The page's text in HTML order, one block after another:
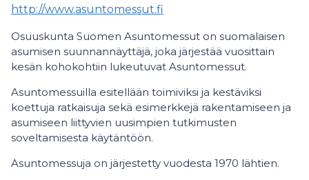
http://www.asuntomessut.fi
Osuuskunta Suomen Asuntomessut on suomalaisen
asumisen suunnannäyttäjä, joka järjestää vuosittain
kesän kohokohtiin lukeutuvat Asuntomessut.
Asuntomessuilla esitellään toimiviksi ja kestäviksi
koettuja ratkaisuja sekä esimerkkejä rakentamiseen ja
asumiseen liittyvien uusimpien tutkimusten
soveltamisesta käytäntöön.
Asuntomessuja on järjestetty vuodesta 1970 lähtien.